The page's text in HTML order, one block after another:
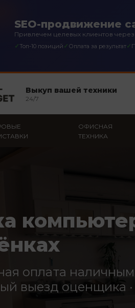
SEO-продвижение
Привлечем целевых клиентов
✓Топ-10 позиций ✓ Оплата за результат✓
Выкуп вашей техники
24/7
ОФИСНАЯ
ТЕХНИКА
оплата
выезд оценщика